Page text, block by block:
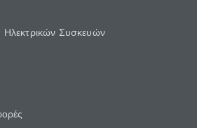
Ηλεκτρικών Συσκευών